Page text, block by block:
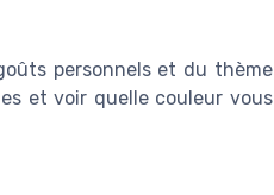
personnels et du thème
et voir quelle couleur vous